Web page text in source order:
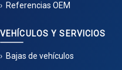
Referencias OEM
VEHÍCULOS Y SERVICIOS
Bajas de vehículos